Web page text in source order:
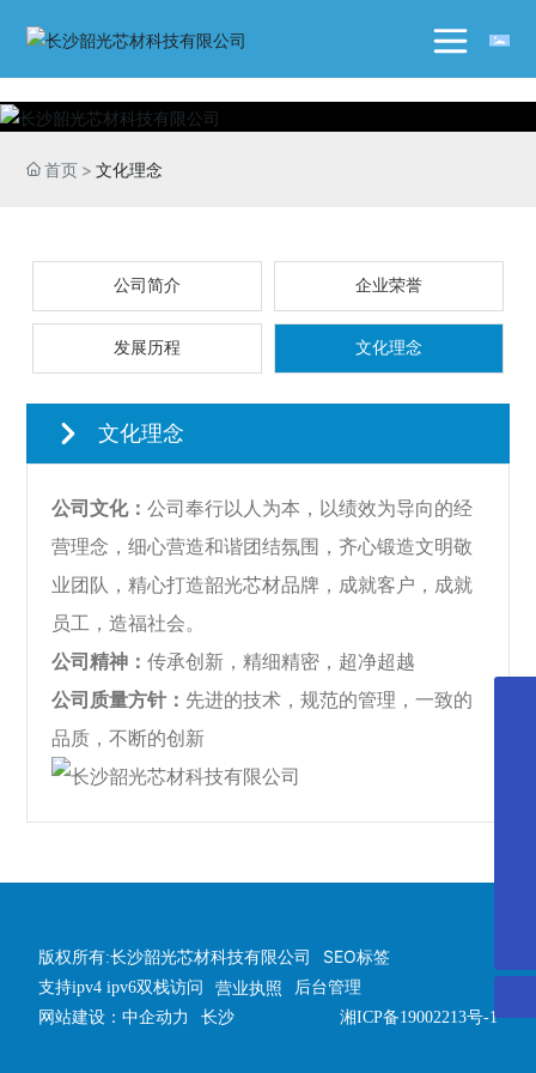
首页 文化理念
公司简介 企业荣誉
发展历程 文化理念
文化理念
公司文化：公司奉行以人为本，以绩效为导向的经
营理念，细心营造和谐团结氛围，齐心锻造文明敬
业团队，精心打造韶光芯材品牌，成就客户，成就
员工，造福社会。
公司精神：传承创新，精细精密，超净超越
公司质量方针： 先进的技术，规范的管理，一致的
品质，不断的创新
版权所有:长沙韶光芯材科技有限公司 SEO标签
支持ipv4 ipv6双栈访问 营业执照 后台管理
网站建设：中企动力 长沙 湘ICP备19002213号-1
扫一扫微信二维码
微信二维码
扫一扫微信二维码
关注我们动态
扫一扫微信二维码
关注我们动态
扫一扫微信二维码